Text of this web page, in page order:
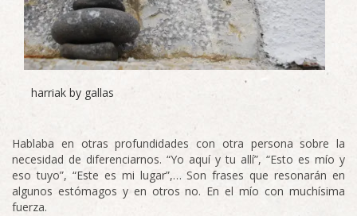
harriak by gallas
Hablaba en otras profundidades con otra persona sobre la
necesidad de diferenciarnos. “Yo aquí y tu allí”, “Esto es mío y
eso tuyo”, “Este es mi lugar”,… Son frases que resonarán en
algunos estómagos y en otros no. En el mío con muchísima
fuerza.